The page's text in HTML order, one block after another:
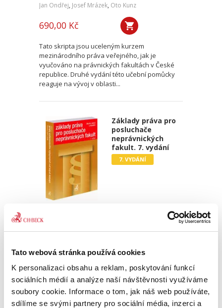
Tato webová stránka používá cookies
K personalizaci obsahu a reklam, poskytování funkcí
sociálních médií a analýze naší návštěvnosti využíváme
soubory cookie. Informace o tom, jak náš web používáte,
sdílíme se svými partnery pro sociální média, inzerci a
Jan Ondřej, Josef Mrázek, Oto Kunz
690,00 Kč
Tato skripta jsou uceleným kurzem
mezinárodního práva veřejného, jak je
vyučováno na právnických fakultách v České
republice. Druhé vydání této učební pomůcky
reaguje na vývoj v oblasti...
Základy práva pro
posluchače
neprávnických
fakult. 7. vydání
7. VYDÁNÍ
990,00 Kč
Sedmé vydání publikace „Základy práva pro
přizpůsobeno potřebě ozřejmit základní právní
pojmy a instituty v jednotlivých oblastech
veřejného i soukromého práva,...